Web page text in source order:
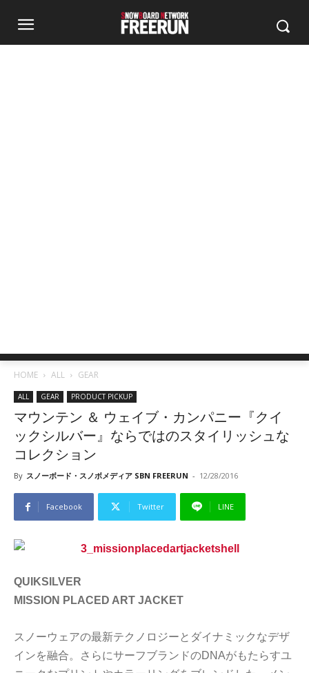
HOME ALL GEAR
ALL GEAR PRODUCT PICKUP
マウンテン ＆ ウェイブ・カンパニー『クイ
ックシルバー』ならではのスタイリッシュな
コレクション
By スノーボード・スノボメディア SBN FREERUN - 12/28/2016
Facebook Twitter LINE
QUIKSILVER
MISSION PLACED ART JACKET
スノーウェアの最新テクノロジーとダイナミックなデザ
インを融合。さらにサーフブランドのDNAがもたらすユ